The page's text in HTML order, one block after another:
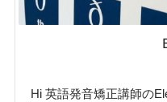
Hi 英語発音矯正講師の